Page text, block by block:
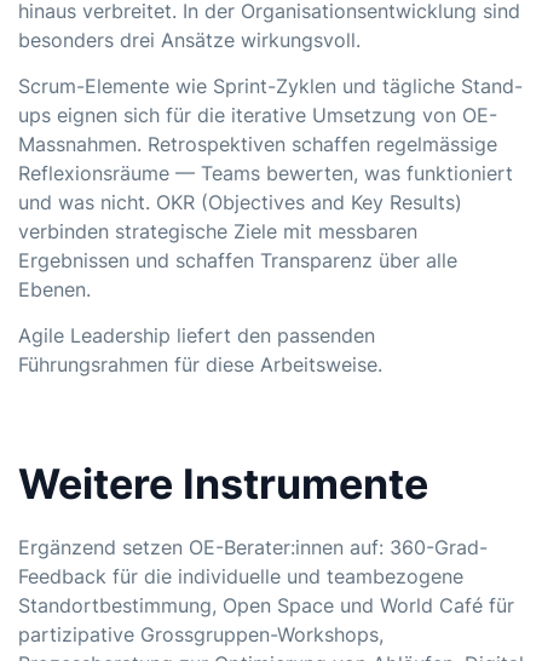
hinaus verbreitet. In der Organisationsentwicklung sind
besonders drei Ansätze wirkungsvoll.
Scrum-Elemente wie Sprint-Zyklen und tägliche Stand-
ups eignen sich für die iterative Umsetzung von OE-
Massnahmen. Retrospektiven schaffen regelmässige
Reflexionsräume — Teams bewerten, was funktioniert
und was nicht. OKR (Objectives and Key Results)
verbinden strategische Ziele mit messbaren
Ergebnissen und schaffen Transparenz über alle
Ebenen.
Agile Leadership liefert den passenden
Führungsrahmen für diese Arbeitsweise.
Weitere Instrumente
Ergänzend setzen OE-Berater:innen auf: 360-Grad-
Feedback für die individuelle und teambezogene
Standortbestimmung, Open Space und World Café für
partizipative Grossgruppen-Workshops,